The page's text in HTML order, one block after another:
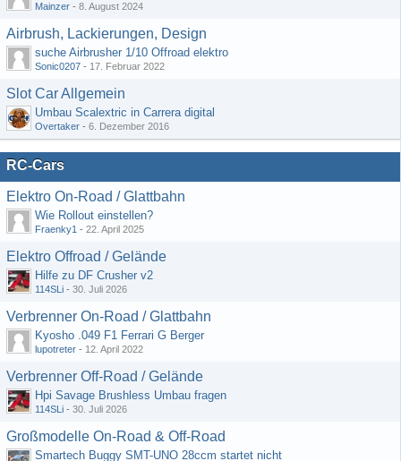
Mainzer - 8. August 2024
Airbrush, Lackierungen, Design
suche Airbrusher 1/10 Offroad elektro
Sonic0207 - 17. Februar 2022
Slot Car Allgemein
Umbau Scalextric in Carrera digital
Overtaker - 6. Dezember 2016
RC-Cars
Elektro On-Road / Glattbahn
Wie Rollout einstellen?
Fraenky1 - 22. April 2025
Elektro Offroad / Gelände
Hilfe zu DF Crusher v2
114SLi - 30. Juli 2026
Verbrenner On-Road / Glattbahn
Kyosho .049 F1 Ferrari G Berger
lupotreter - 12. April 2022
Verbrenner Off-Road / Gelände
Hpi Savage Brushless Umbau fragen
114SLi - 30. Juli 2026
Großmodelle On-Road & Off-Road
Smartech Buggy SMT-UNO 28ccm startet nicht